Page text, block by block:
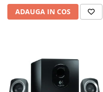
Carcase
Servere & Componente
Componente Server
ADAUGA IN COS